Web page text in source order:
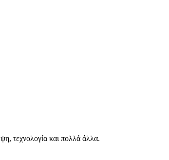
τεχνολογία και πολλά άλλα.